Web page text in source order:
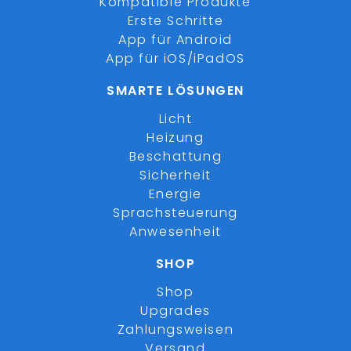
Erste Schritte
App für Android
App für iOS/iPadOS
SMARTE LÖSUNGEN
Licht
Heizung
Beschattung
Sicherheit
Energie
Sprachsteuerung
Anwesenheit
SHOP
Shop
Upgrades
Zahlungsweisen